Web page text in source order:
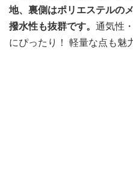
地、裏側はポリエステルの
撥水性も抜群です。 通気性
にぴったり！ 軽量な点も魅